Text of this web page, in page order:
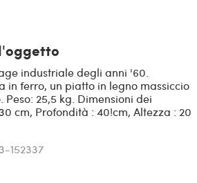
industriale degli anni '60.
in ferro, un piatto in legno massiccio
25,5 kg. Dimensioni dei
cm, Profondità : 40!cm, Altezza : 20
152337